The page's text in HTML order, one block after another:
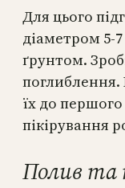
Для цього
діаметром 5-
ґрунтом.
поглиблення.
їх до
пікірування
Полив та